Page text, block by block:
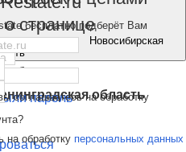
Новосибирская
область
область
пароль
бесплатно подберёт Вам
на обработку персональных данных
странице
соглашаетесь на обработку